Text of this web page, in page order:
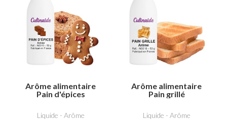
Arôme alimentaire
Pain d'épices
Liquide - Arôme
Arôme alimentaire
Pain grillé
Liquide - Arôme